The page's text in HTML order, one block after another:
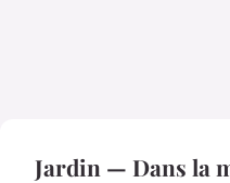
Jardin — Dans la